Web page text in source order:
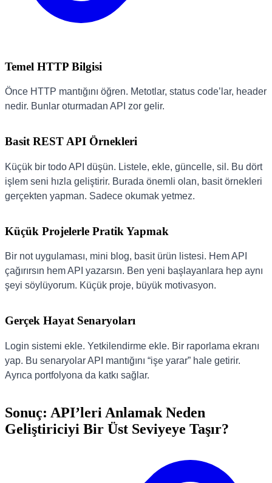
Temel HTTP Bilgisi
Önce HTTP mantığını öğren. Metotlar, status code’lar, header
nedir. Bunlar oturmadan API zor gelir.
Basit REST API Örnekleri
Küçük bir todo API düşün. Listele, ekle, güncelle, sil. Bu dört
işlem seni hızla geliştirir. Burada önemli olan, basit örnekleri
gerçekten yapman. Sadece okumak yetmez.
Küçük Projelerle Pratik Yapmak
Bir not uygulaması, mini blog, basit ürün listesi. Hem API
çağırırsın hem API yazarsın. Ben yeni başlayanlara hep aynı
şeyi söylüyorum. Küçük proje, büyük motivasyon.
Gerçek Hayat Senaryoları
Login sistemi ekle. Yetkilendirme ekle. Bir raporlama ekranı
yap. Bu senaryolar API mantığını “işe yarar” hale getirir.
Ayrıca portfolyona da katkı sağlar.
Sonuç: API’leri Anlamak Neden
Geliştiriciyi Bir Üst Seviyeye Taşır?